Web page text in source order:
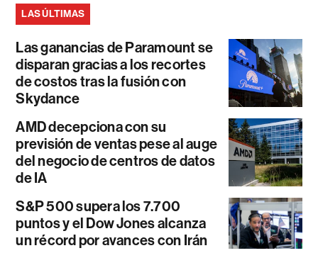
LAS ÚLTIMAS
Las ganancias de Paramount se
disparan gracias a los recortes
de costos tras la fusión con
Skydance
AMD decepciona con su
previsión de ventas pese al auge
del negocio de centros de datos
de IA
S&P 500 supera los 7.700
puntos y el Dow Jones alcanza
un récord por avances con Irán